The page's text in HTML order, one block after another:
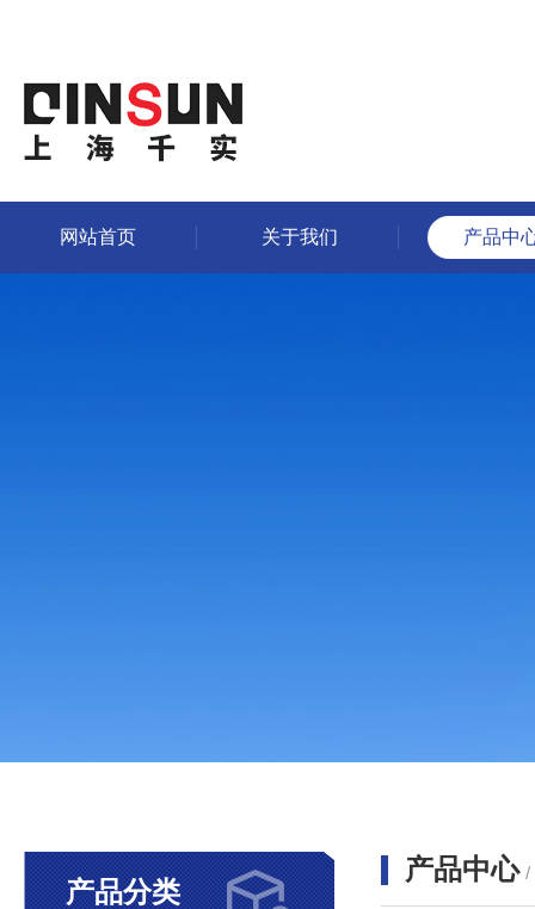
网站首页 关于我们 产品中
产品分类
产品中心 /